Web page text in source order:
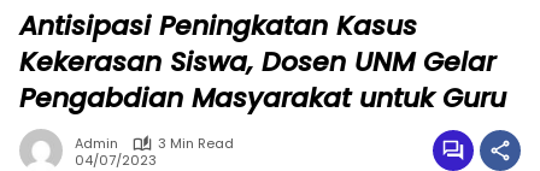
Antisipasi Peningkatan Kasus
Kekerasan Siswa, Dosen UNM Gelar
Pengabdian Masyarakat untuk Guru
Admin
3 Min Read
04/07/2023